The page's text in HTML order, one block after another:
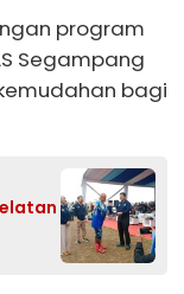
program
Segampang
bagi